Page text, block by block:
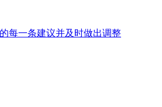
每一条建议并及时做出调整